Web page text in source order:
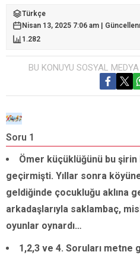
Türkçe
Nisan 13, 2025 7:06 am |
1.282
BU KONUYU SOSYAL
Soru 1
Ömer küçüklüğünü bu şirin
geçirmişti. Yıllar sonra
geldiğinde çocukluğu aklına
arkadaşlarıyla saklambaç,
oyunlar oynardı…
1,2,3 ve 4. Soruları metne